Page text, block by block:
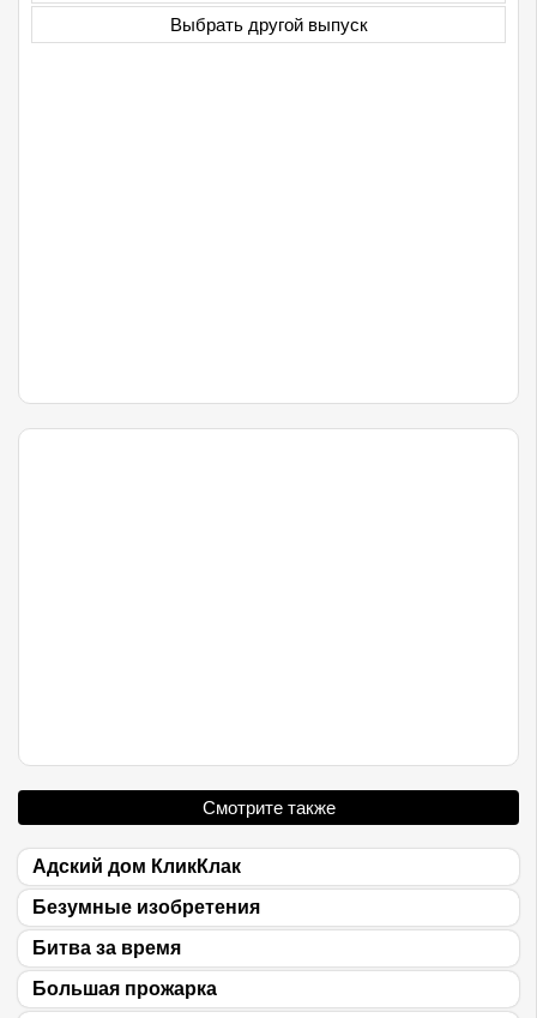
Выбрать другой выпуск
Смотрите также
Адский дом КликКлак
Безумные изобретения
Битва за время
Большая прожарка